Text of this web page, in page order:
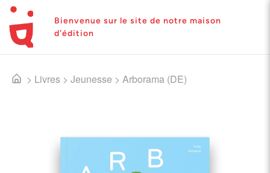
Bienvenue sur le site de notre maison
d'édition
> Livres > Jeunesse > Arborama (DE)